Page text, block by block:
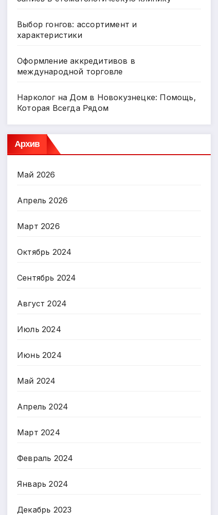
Выбор гонгов: ассортимент и
характеристики
Оформление аккредитивов в
международной торговле
Нарколог на Дом в Новокузнецке: Помощь,
Которая Всегда Рядом
Архив
Май 2026
Апрель 2026
Март 2026
Октябрь 2024
Сентябрь 2024
Август 2024
Июль 2024
Июнь 2024
Май 2024
Апрель 2024
Март 2024
Февраль 2024
Январь 2024
Декабрь 2023